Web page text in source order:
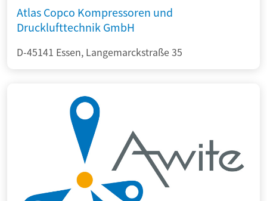
Atlas Copco Kompressoren und
Drucklufttechnik GmbH
D-45141 Essen, Langemarckstraße 35